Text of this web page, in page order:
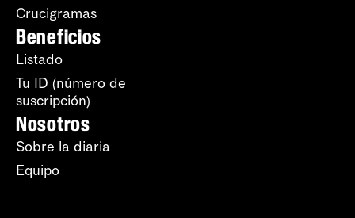
Crucigramas
Beneficios
Listado
Tu ID (número de
suscripción)
Nosotros
Sobre la diaria
Equipo